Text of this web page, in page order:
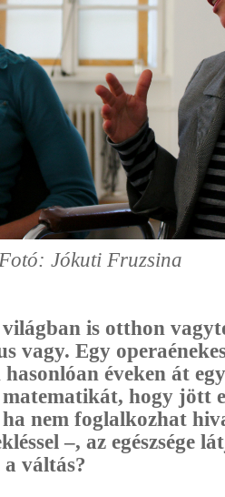
Fotó: Jókuti Fruzsina
is otthon
vagy. Egy
éveken át
hogy jött
nem foglalkozhat
–, az egészsége
váltás?